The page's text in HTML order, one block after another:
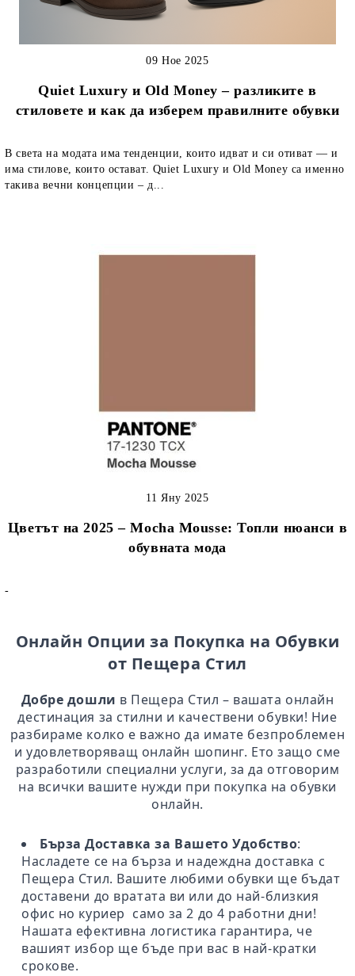
Quiet Luxury и Old Money – разликите в
стиловете и как да изберем правилните обувки
09 Ное 2025
В света на модата има тенденции, които идват и си отиват — и
има стилове, които остават. Quiet Luxury и Old Money са именно
такива вечни концепции – д...
Цветът на 2025 – Mocha Mousse: Топли нюанси в
обувната мода
11 Яну 2025
-
Онлайн Опции за Покупка на Обувки
от Пещера Стил
Добре дошли в Пещера Стил – вашата онлайн
дестинация за стилни и качествени обувки! Ние
разбираме колко е важно да имате безпроблемен
и удовлетворяващ онлайн шопинг. Ето защо сме
разработили специални услуги, за да отговорим
на всички вашите нужди при покупка на обувки
онлайн.
Бърза Доставка за Вашето Удобство:
Насладете се на бърза и надеждна доставка с
Пещера Стил. Вашите любими обувки ще бъдат
доставени до вратата ви или до най-близкия
офис но куриер само за 2 до 4 работни дни!
Нашата ефективна логистика гарантира, че
вашият избор ще бъде при вас в най-кратки
срокове.